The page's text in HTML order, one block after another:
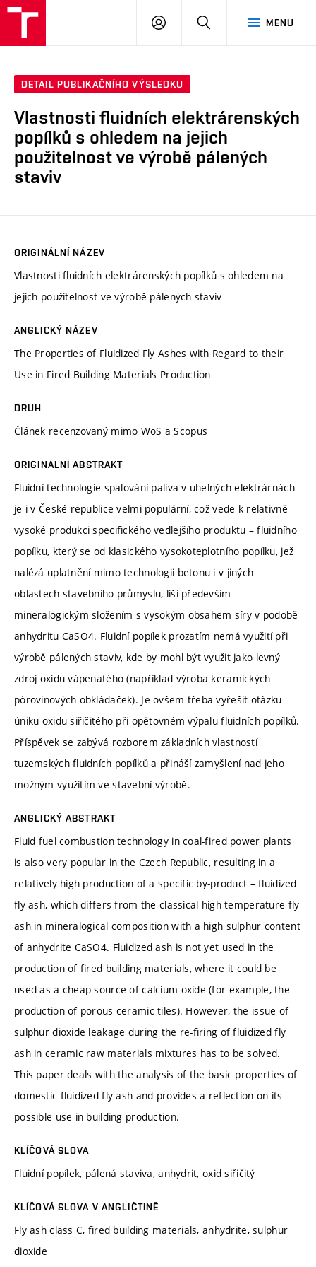
MENU
PŘIHLÁSIT
DETAIL PUBLIKAČNÍHO VÝSLEDKU
Vlastnosti fluidních elektrárenských
popílků s ohledem na jejich
použitelnost ve výrobě pálených
staviv
ORIGINÁLNÍ NÁZEV
Vlastnosti fluidních elektrárenských popílků s ohledem na
jejich použitelnost ve výrobě pálených staviv
ANGLICKÝ NÁZEV
The Properties of Fluidized Fly Ashes with Regard to their
Use in Fired Building Materials Production
DRUH
Článek recenzovaný mimo WoS a Scopus
ORIGINÁLNÍ ABSTRAKT
Fluidní technologie spalování paliva v uhelných elektrárnách
je i v České republice velmi populární, což vede k relativně
vysoké produkci specifického vedlejšího produktu – fluidního
popílku, který se od klasického vysokoteplotního popílku, jež
nalézá uplatnění mimo technologii betonu i v jiných
oblastech stavebního průmyslu, liší především
mineralogickým složením s vysokým obsahem síry v podobě
anhydritu CaSO4. Fluidní popílek prozatím nemá využití při
výrobě pálených staviv, kde by mohl být využit jako levný
zdroj oxidu vápenatého (například výroba keramických
pórovinových obkládaček). Je ovšem třeba vyřešit otázku
úniku oxidu siřičitého při opětovném výpalu fluidních popílků.
Příspěvek se zabývá rozborem základních vlastností
tuzemských fluidních popílků a přináší zamyšlení nad jeho
možným využitím ve stavební výrobě.
ANGLICKÝ ABSTRAKT
Fluid fuel combustion technology in coal-fired power plants
is also very popular in the Czech Republic, resulting in a
relatively high production of a specific by-product – fluidized
fly ash, which differs from the classical high-temperature fly
ash in mineralogical composition with a high sulphur content
of anhydrite CaSO4. Fluidized ash is not yet used in the
production of fired building materials, where it could be
used as a cheap source of calcium oxide (for example, the
production of porous ceramic tiles). However, the issue of
sulphur dioxide leakage during the re-firing of fluidized fly
ash in ceramic raw materials mixtures has to be solved.
This paper deals with the analysis of the basic properties of
domestic fluidized fly ash and provides a reflection on its
possible use in building production.
KLÍČOVÁ SLOVA
Fluidní popílek, pálená staviva, anhydrit, oxid siřičitý
KLÍČOVÁ SLOVA V ANGLIČTINĚ
Fly ash class C, fired building materials, anhydrite, sulphur
dioxide